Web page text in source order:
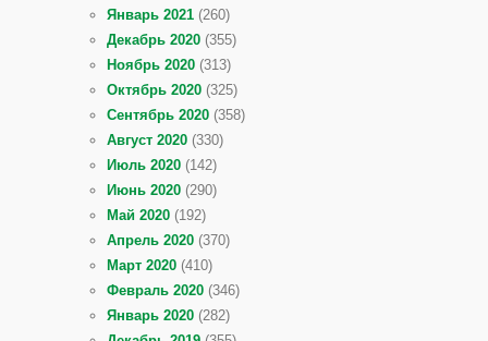
Январь 2021 (260)
Декабрь 2020 (355)
Ноябрь 2020 (313)
Октябрь 2020 (325)
Сентябрь 2020 (358)
Август 2020 (330)
Июль 2020 (142)
Июнь 2020 (290)
Май 2020 (192)
Апрель 2020 (370)
Март 2020 (410)
Февраль 2020 (346)
Январь 2020 (282)